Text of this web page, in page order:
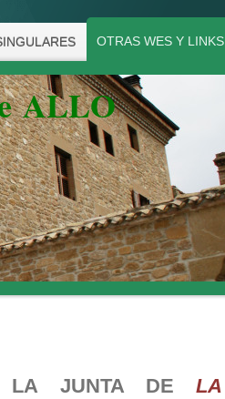
OTRAS WES Y LINKS
ALLO
LA JUNTA DE LA